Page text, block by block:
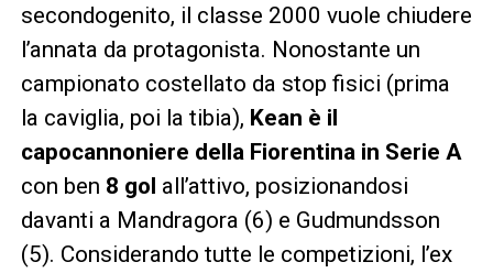
secondogenito, il classe 2000 vuole chiudere
l’annata da protagonista. Nonostante un
campionato costellato da stop fisici (prima
la caviglia, poi la tibia), Kean è il
capocannoniere della Fiorentina in Serie A
con ben 8 gol all’attivo, posizionandosi
davanti a Mandragora (6) e Gudmundsson
(5). Considerando tutte le competizioni, l’ex